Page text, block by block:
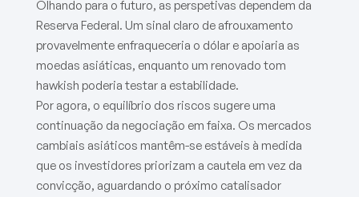
Olhando para o futuro, as perspetivas dependem da
Reserva Federal. Um sinal claro de afrouxamento
provavelmente enfraqueceria o dólar e apoiaria as
moedas asiáticas, enquanto um renovado tom
hawkish poderia testar a estabilidade.
Por agora, o equilíbrio dos riscos sugere uma
continuação da negociação em faixa. Os mercados
cambiais asiáticos mantêm-se estáveis à medida
que os investidores priorizam a cautela em vez da
convicção, aguardando o próximo catalisador